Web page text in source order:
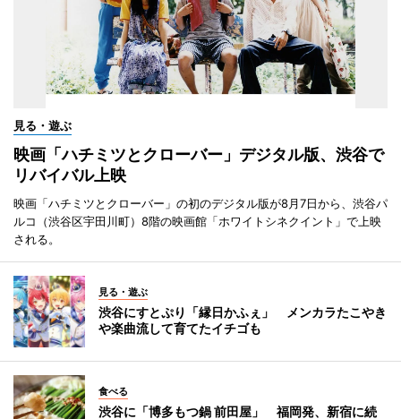
見る・遊ぶ
映画「ハチミツとクローバー」デジタル版、渋谷で
リバイバル上映
映画「ハチミツとクローバー」の初のデジタル版が8月7日から、渋谷パ
ルコ（渋谷区宇田川町）8階の映画館「ホワイトシネクイント」で上映
される。
見る・遊ぶ
渋谷にすとぷり「縁日かふぇ」 メンカラたこやき
や楽曲流して育てたイチゴも
食べる
渋谷に「博多もつ鍋 前田屋」 福岡発、新宿に続